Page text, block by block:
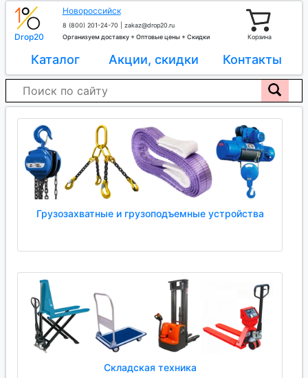
Drop20
Новороссийск
8 (800) 201-24-70
zakaz@drop20.ru
Организуем доставку + Оптовые цены + Скидки
Корзина
Каталог Акции, скидки Контакты
Грузозахватные и грузоподъемные устройства
Складская техника